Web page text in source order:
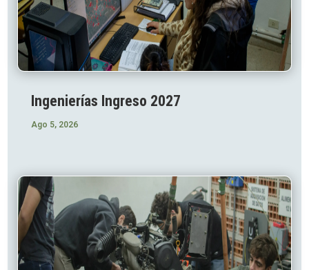
Ingenierías Ingreso 2027
Ago 5, 2026